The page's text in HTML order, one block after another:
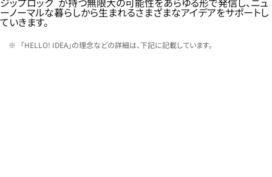
ーノーマルな暮らしから生まれるさまざまなアイデアをサポートし
ていきます。
「HELLO! IDEA」の理念などの詳細は、下記に記載しています。